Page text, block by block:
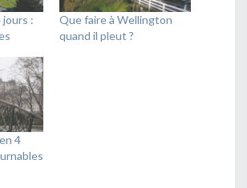
jours :
Que faire à Wellington
quand il pleut ?
4